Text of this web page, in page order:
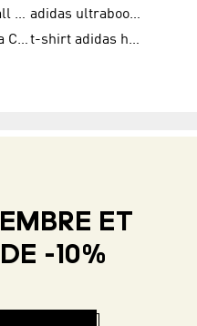
indoor football shoes
adidas ultraboost 22
Équipes de la Coupe du Monde de la FIFA 26™ t-shirt adidas homme
ET
-10%